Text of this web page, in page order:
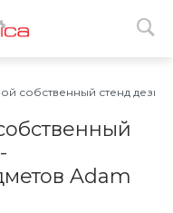
собственный стенд
Adam